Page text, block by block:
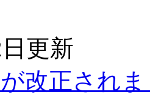
更新
改正され